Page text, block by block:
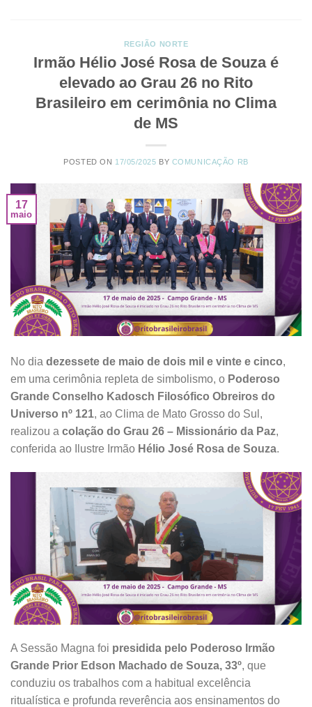
REGIÃO NORTE
Irmão Hélio José Rosa de Souza é
elevado ao Grau 26 no Rito
Brasileiro em cerimônia no Clima
de MS
POSTED ON 17/05/2025 BY COMUNICAÇÃO RB
17
maio
No dia dezessete de maio de dois mil e vinte e cinco,
em uma cerimônia repleta de simbolismo, o Poderoso
Grande Conselho Kadosch Filosófico Obreiros do
Universo nº 121, ao Clima de Mato Grosso do Sul,
realizou a colação do Grau 26 – Missionário da Paz,
conferida ao Ilustre Irmão Hélio José Rosa de Souza.
A Sessão Magna foi presidida pelo Poderoso Irmão
Grande Prior Edson Machado de Souza, 33º, que
conduziu os trabalhos com a habitual excelência
ritualística e profunda reverência aos ensinamentos do